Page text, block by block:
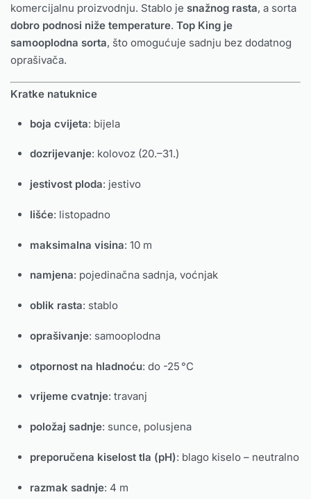
komercijalnu proizvodnju. Stablo je snažnog rasta, a sorta
dobro podnosi niže temperature. Top King je
samooplodna sorta, što omogućuje sadnju bez dodatnog
oprašivača.
Kratke natuknice
boja cvijeta: bijela
dozrijevanje: kolovoz (20.–31.)
jestivost ploda: jestivo
lišće: listopadno
maksimalna visina: 10 m
namjena: pojedinačna sadnja, voćnjak
oblik rasta: stablo
oprašivanje: samooplodna
otpornost na hladnoću: do -25 °C
vrijeme cvatnje: travanj
položaj sadnje: sunce, polusjena
preporučena kiselost tla (pH): blago kiselo – neutralno
razmak sadnje: 4 m